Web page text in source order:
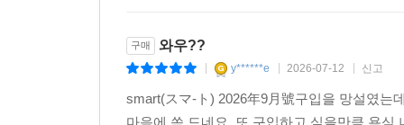
구매 와우??
y******e 2026-07-12 신고
smart(スマ-ト) 2026年9月號구입을 망설였는
마음에 쏙 드네요. 또 구입하고 싶을만큼 욕